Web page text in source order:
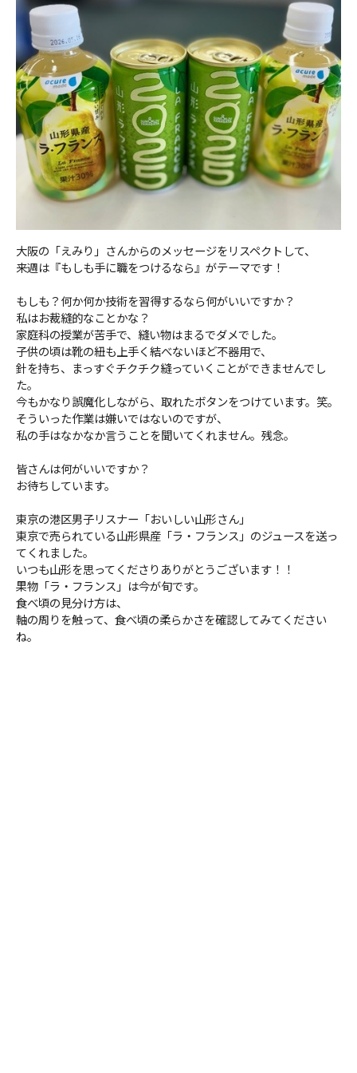
大阪の「えみり」さんからのメッセージをリスペクトして、
来週は『もしも手に職をつけるなら』がテーマです！
もしも？何か何か技術を習得するなら何がいいですか？
私はお裁縫的なことかな？
家庭科の授業が苦手で、縫い物はまるでダメでした。
子供の頃は靴の紐も上手く結べないほど不器用で、
針を持ち、まっすぐチクチク縫っていくことができませんでし
た。
今もかなり誤魔化しながら、取れたボタンをつけています。笑。
そういった作業は嫌いではないのですが、
私の手はなかなか言うことを聞いてくれません。残念。
皆さんは何がいいですか？
お待ちしています。
東京の港区男子リスナー「おいしい山形さん」
東京で売られている山形県産「ラ・フランス」のジュースを送っ
てくれました。
いつも山形を思ってくださりありがとうございます！！
果物「ラ・フランス」は今が旬です。
食べ頃の見分け方は、
軸の周りを触って、食べ頃の柔らかさを確認してみてください
ね。